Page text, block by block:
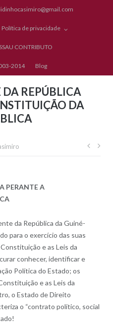
Política de privacidade
CONTRIBUTO
2014 Blog
REPÚBLICA
DA
PERANTE A
da República da Guiné-
para o exercício das suas
e as Leis da
conhecer, identificar e
Política do Estado; os
e as Leis da
o Estado de Direito
o “contrato político, social